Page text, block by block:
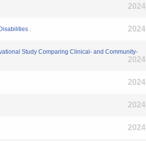
2024
. 2024
Study Comparing Clinical- and Community-
2024
2024
2024
2024